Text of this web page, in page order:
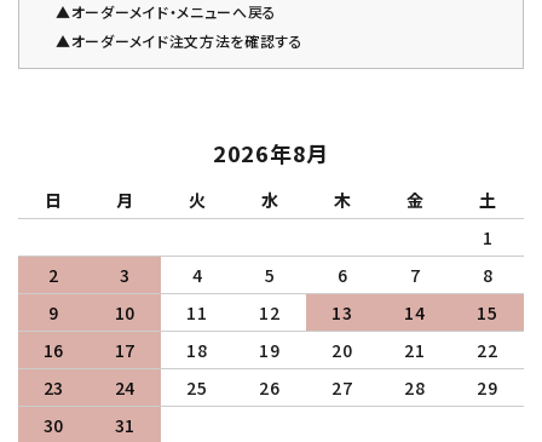
▲オーダーメイド・メニューへ戻る
▲オーダーメイド注文方法を確認する
2026年8月
日 月 火 水 木 金
土
1
2
3 4 5 6 7
8
9
10 11 12 13 14
15
16
17 18 19 20 21
22
23
24 25 26 27 28
29
30
31